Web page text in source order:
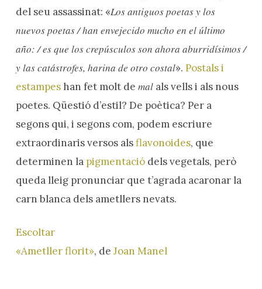
del seu assassinat: «Los antiguos poetas y los
nuevos poetas / han envejecido mucho en el último
año: / es que los crepúsculos son ahora aburridísimos /
y las catástrofes, harina de otro costal». Postals i
estampeshan fet molt de malals vells i als nous
poetes. Qüestió d’estil? De poètica? Per a
segons qui, i segons com, podem escriure
extraordinaris versos alsflavonoides, que
determinen la pigmentaciódels vegetals, però
queda lleig pronunciar que t’agrada acaronar la
carn blanca dels ametllers nevats.
Escoltar
«Ametller florit», de Joan Manel